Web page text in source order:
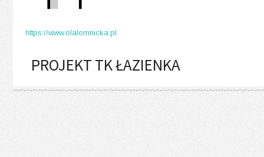
https://www.olalomnicka.pl
PROJEKT TK ŁAZIENKA